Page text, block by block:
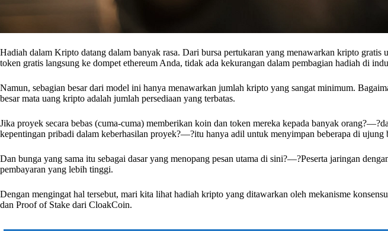
Hadiah dalam Kripto datang dalam banyak rasa. Dari bursa pertukaran yang menawarkan kripto
token gratis langsung ke dompet ethereum Anda, tidak ada kekurangan dalam pembagian hadiah di
Namun, sebagian besar dari model ini hanya menawarkan jumlah kripto yang sangat minimum.
besar mata uang kripto adalah jumlah persediaan yang terbatas.
Jika proyek secara bebas (cuma-cuma) memberikan koin dan token mereka kepada banyak
kepentingan pribadi dalam keberhasilan proyek?—?itu hanya adil untuk menyimpan beberapa di ujung
Dan bunga yang sama itu sebagai dasar yang menopang pesan utama di sini?—?Peserta jaringan
pembayaran yang lebih tinggi.
Dengan mengingat hal tersebut, mari kita lihat hadiah kripto yang ditawarkan oleh mekanisme
dan Proof of Stake dari CloakCoin.